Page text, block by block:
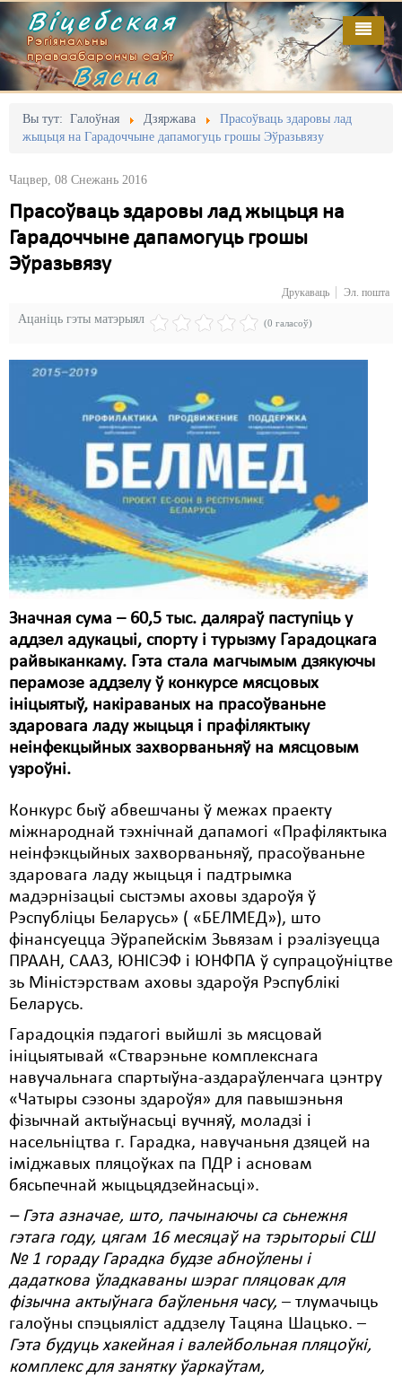
Віцебская
Рэгіянальны
праваабарончы сайт
Вясна
Вы тут: Галоўная Дзяржава
Прасоўваць здаровы лад
жыцьця на Гарадоччыне дапамогуць грошы Эўразьвязу
Чацвер, 08 Снежань 2016
Прасоўваць здаровы лад жыцьця на
Гарадоччыне дапамогуць грошы
Эўразьвязу
Друкаваць Эл. пошта
Ацаніць гэты матэрыял (0 галасоў)
Значная сума – 60,5 тыс. даляраў паступіць у
аддзел адукацыі, спорту і турызму Гарадоцкага
райвыканкаму. Гэта стала магчымым дзякуючы
перамозе аддзелу ў конкурсе мясцовых
ініцыятыў, накіраваных на прасоўваньне
здаровага ладу жыцьця і прафіляктыку
неінфекцыйных захворваньняў на мясцовым
узроўні.
Конкурс быў абвешчаны ў межах праекту
міжнароднай тэхнічнай дапамогі «Прафіляктыка
неінфэкцыйных захворваньняў, прасоўваньне
здаровага ладу жыцьця і падтрымка
мадэрнізацыі сыстэмы аховы здароўя ў
Рэспубліцы Беларусь» ( «БЕЛМЕД»), што
фінансуецца Эўрапейскім Зьвязам і рэалізуецца
ПРААН, СААЗ, ЮНІСЭФ і ЮНФПА ў супрацоўніцтве
зь Міністэрствам аховы здароўя Рэспублікі
Беларусь.
Гарадоцкія пэдагогі выйшлі зь мясцовай
ініцыятывай «Стварэньне комплекснага
навучальнага спартыўна-аздараўленчага цэнтру
«Чатыры сэзоны здароўя» для павышэньня
фізычнай актыўнасьці вучняў, моладзі і
насельніцтва г. Гарадка, навучаньня дзяцей на
іміджавых пляцоўках па ПДР і асновам
бясьпечнай жыцьцядзейнасьці».
– Гэта азначае, што, пачынаючы са сьнежня
гэтага году, цягам 16 месяцаў на тэрыторыі СШ
№ 1 гораду Гарадка будзе абноўлены і
дадаткова ўладкаваны шэраг пляцовак для
фізычна актыўнага баўленьня часу, – тлумачыць
галоўны спэцыяліст аддзелу Тацяна Шацько. –
Гэта будуць хакейная і валейбольная пляцоўкі,
комплекс для занятку ўаркаўтам,
Галоўная
Адміністрацыйны перасьлед
Безбар'ернае асяродзьдзе
Выбары
Грамадзянскія ініцыятывы
Затрыманьні
Карная псыхіятрыя
Культурныя правы
ЛПП
Мірныя сходы
Палітвязьні
Праваабаронцы
Правы дзіцяці
Пэнітэнцыярная сыстэма
Распальваньне варожасьці
Свабода слова
Свабода сумленьня
Суд
Сьмяротнае пакараньне
Экалёгія
Правы працоўных
Сацыяльныя правы
Выданьні
Кантакт
Пра нас
RSS